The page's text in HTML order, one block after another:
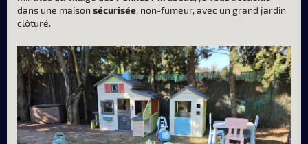
dans une maison sécurisée, non-fumeur, avec un grand jardin
clôturé.